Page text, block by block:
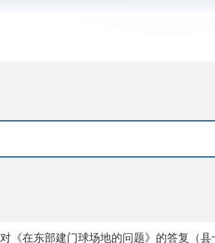
对《在东部建门球场地的问题》的答复（县